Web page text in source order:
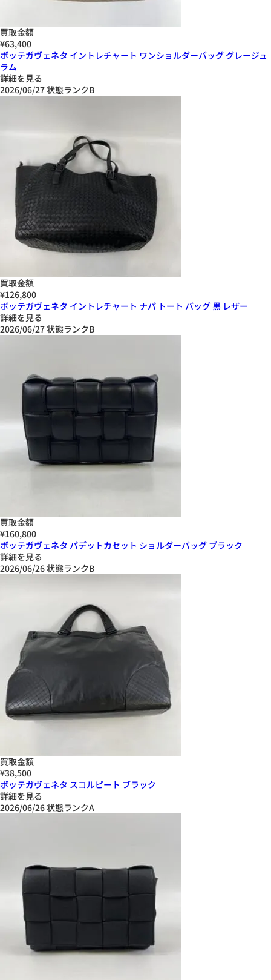
買取金額
¥63,400
ボッテガヴェネタ イントレチャート ワンショルダーバッグ グレージュ
ラム
詳細を見る
2026/06/27状態ランクB
買取金額
¥126,800
ボッテガヴェネタ イントレチャート ナパ トート バッグ 黒 レザー
詳細を見る
2026/06/27状態ランクB
買取金額
¥160,800
ボッテガヴェネタ パデットカセット ショルダーバッグ ブラック
詳細を見る
2026/06/26状態ランクB
買取金額
¥38,500
ボッテガヴェネタ スコルピート ブラック
詳細を見る
2026/06/26状態ランクA